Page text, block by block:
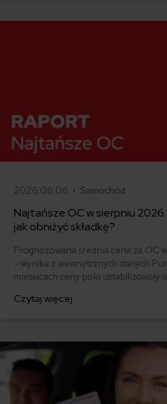
2026.08.06 • Samochód
Najtańsze OC w sierpniu
jak obniżyć składkę?
Prognozowana średnia cena za OC
– wynika z wewnętrznych danych
miesiącach ceny polis ustabilizowały
500 zł, inni – powyżej 1500 zł.
Czytaj więcej